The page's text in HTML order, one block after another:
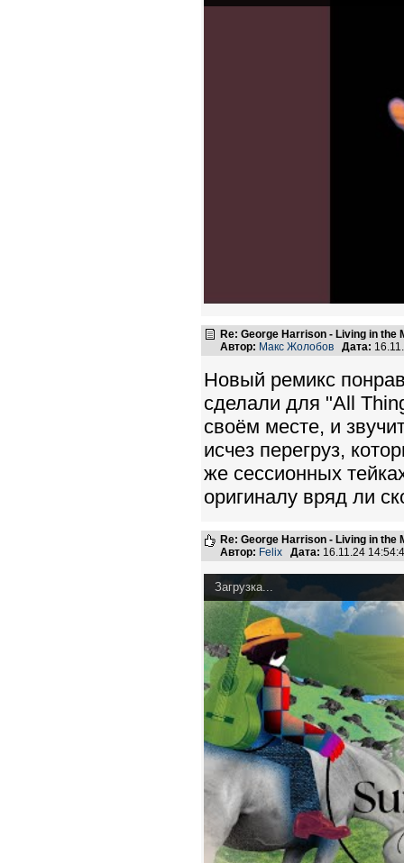
Re: George Harrison - Living in the
Автор: Макс Жолобов Дата:
Новый ремикс
сделали для "All
своём месте, и
исчез перегруз,
же сессионных
оригиналу вряд ли
Re: George Harrison - Living in the
Автор: Felix Дата: 16.11.24
Загрузка...